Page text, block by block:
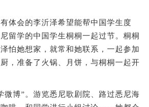
会的李沂泽希望能帮中国学生度
留学的中国学生桐桐一起过节。桐桐
怕她想家，就常和她联系，一起参加
，准备了火锅、月饼，与桐桐一起开
博”。游览悉尼歌剧院、路过悉尼海